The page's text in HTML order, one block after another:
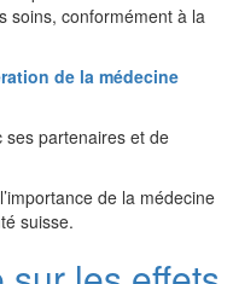
soins, conformément à la
de la médecine
ses partenaires et de
de la médecine
suisse.